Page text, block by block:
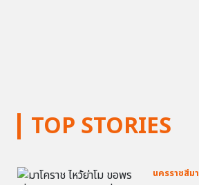
TOP STORIES
นครราชสีมา